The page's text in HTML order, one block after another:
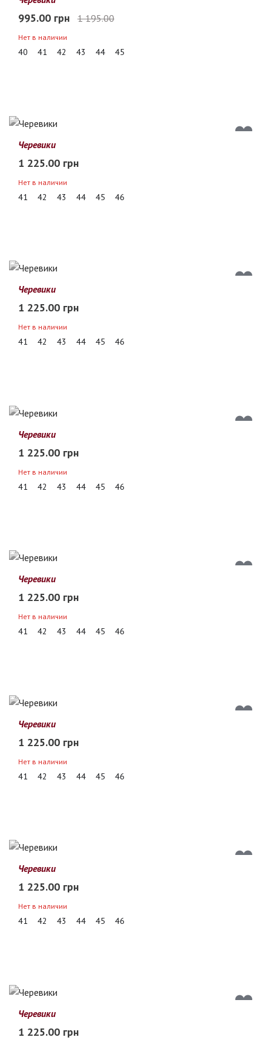
995.00 грн 1 195.00
Нет в наличии
40 41 42 43 44 45
Черевики
1 225.00 грн
Нет в наличии
41 42 43 44 45 46
Черевики
1 225.00 грн
Нет в наличии
41 42 43 44 45 46
Черевики
1 225.00 грн
Нет в наличии
41 42 43 44 45 46
Черевики
1 225.00 грн
Нет в наличии
41 42 43 44 45 46
Черевики
1 225.00 грн
Нет в наличии
41 42 43 44 45 46
Черевики
1 225.00 грн
Нет в наличии
41 42 43 44 45 46
Черевики
1 225.00 грн